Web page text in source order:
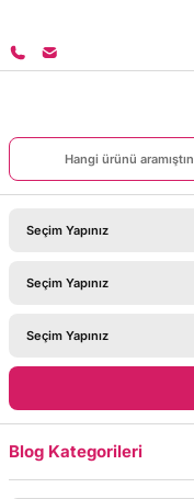
Blog Kategorileri